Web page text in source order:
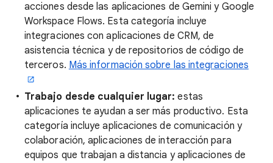
acciones desde las aplicaciones de Gemini y Google
Workspace Flows. Esta categoría incluye
integraciones con aplicaciones de CRM, de
asistencia técnica y de repositorios de código de
terceros. Más información sobre las integraciones
Trabajo desde cualquier lugar: estas
aplicaciones te ayudan a ser más productivo. Esta
categoría incluye aplicaciones de comunicación y
colaboración, aplicaciones de interacción para
equipos que trabajan a distancia y aplicaciones de